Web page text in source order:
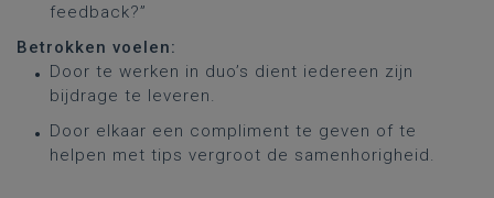
feedback?”
Betrokken voelen:
Door te werken in duo’s dient iedereen zijn
bijdrage te leveren.
Door elkaar een compliment te geven of te
helpen met tips vergroot de samenhorigheid.